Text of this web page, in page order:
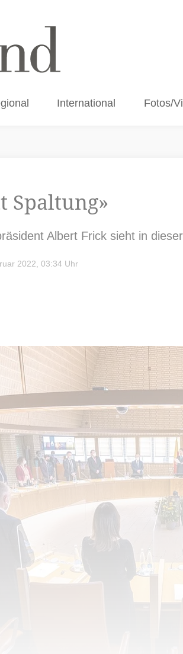
International Fotos/
Spaltung»
Albert Frick sieht in
2022, 03:34 Uhr